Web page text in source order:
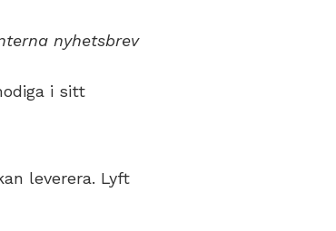
nyhetsbrev
i sitt
leverera. Lyft